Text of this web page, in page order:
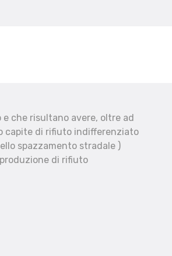
che risultano avere, oltre ad
capite di rifiuto indifferenziato
spazzamento stradale )
di rifiuto